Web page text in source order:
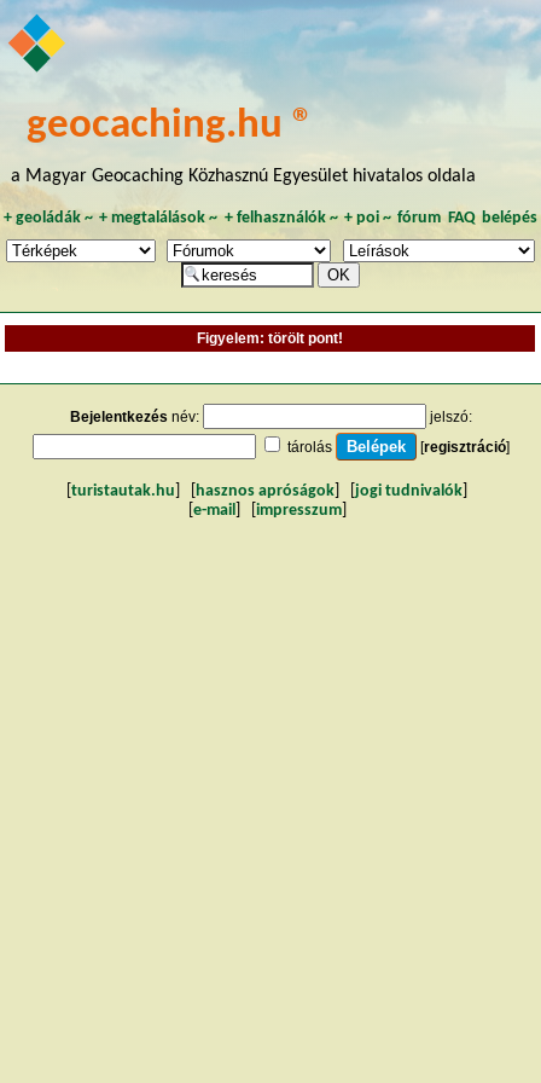
geocaching.hu ®
a Magyar Geocaching Közhasznú Egyesület hivatalos oldala
+ geoládák~ +megtalálások~ +felhasználók~ + poi~ fórum FAQ belépés
Figyelem: törölt pont!
Bejelentkezés név:
jelszó:
tárolás
[regisztráció]
turistautak.hu hasznos apróságok jogi tudnivalók
e-mail impresszum]